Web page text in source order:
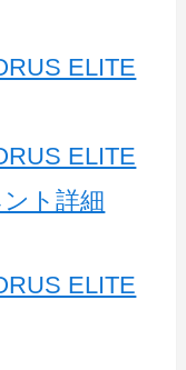
ELITE
ELITE
ト詳細
ELITE